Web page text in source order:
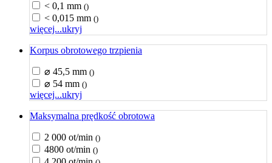
< 0,1 mm ()
< 0,015 mm ()
więcej...ukryj
Korpus obrotowego trzpienia
⌀ 45,5 mm ()
⌀ 54 mm ()
więcej...ukryj
Maksymalna prędkość obrotowa
2 000 ot/min ()
4800 ot/min ()